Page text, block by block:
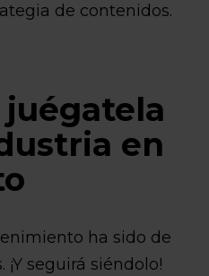
de contenidos.
juégatela
en
ha sido de
seguirá siéndolo!